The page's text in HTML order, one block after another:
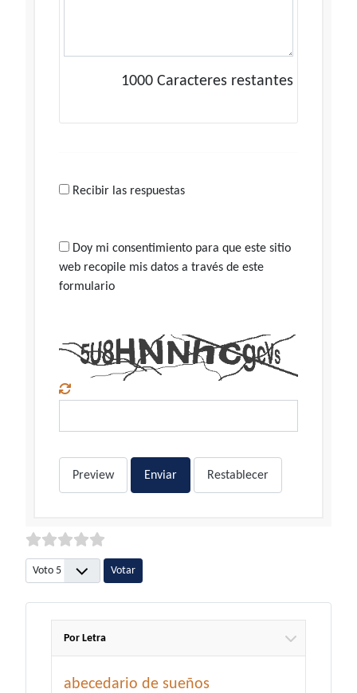
1000 Caracteres restantes
Recibir las respuestas
Doy mi consentimiento para que este sitio
web recopile mis datos a través de este
formulario
Preview Enviar Restablecer
Por favor, vote
Por Letra
abecedario de sueños